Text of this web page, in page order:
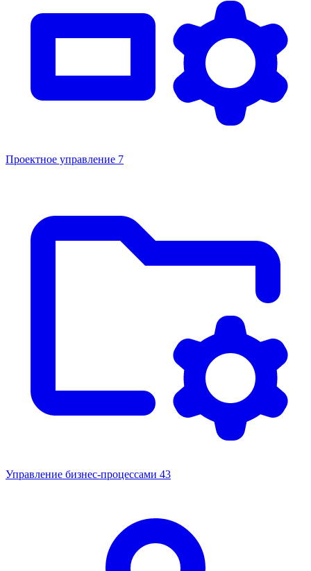
Проектное управление 7
Управление бизнес-процессами 43